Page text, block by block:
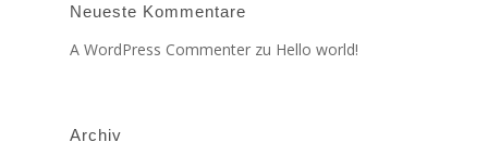
Neueste Kommentare
A WordPress Commenter zu Hello world!
Archiv